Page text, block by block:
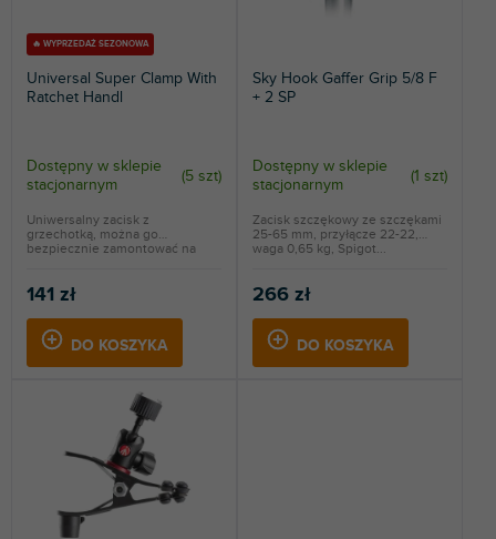
🔥 WYPRZEDAŻ SEZONOWA
Universal Super Clamp With
Ratchet Handl
Dostępny w sklepie
stacjonarnym
(5 szt)
141 zł
DO KOSZYKA
Uniwersalny zacisk z
grzechotką, można go
bezpiecznie zamontować na
Sky Hook Gaffer Grip 5/8 F
+ 2 SP
Dostępny w sklepie
stacjonarnym
(1 szt)
266 zł
DO KOSZYKA
Zacisk szczękowy ze szczękami
25-65 mm, przyłącze 22-22,
waga 0,65 kg, Spigot...